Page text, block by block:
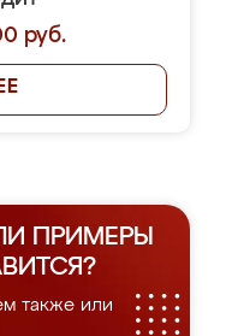
руб.
ПРИМЕРЫ
также или